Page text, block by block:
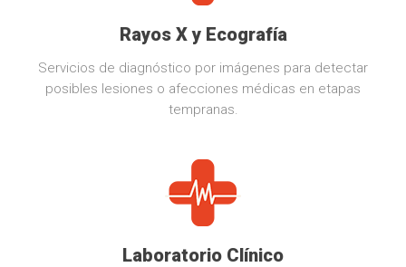
Rayos X y Ecografía
Servicios de diagnóstico por imágenes para detectar
posibles lesiones o afecciones médicas en etapas
tempranas.
Laboratorio Clínico